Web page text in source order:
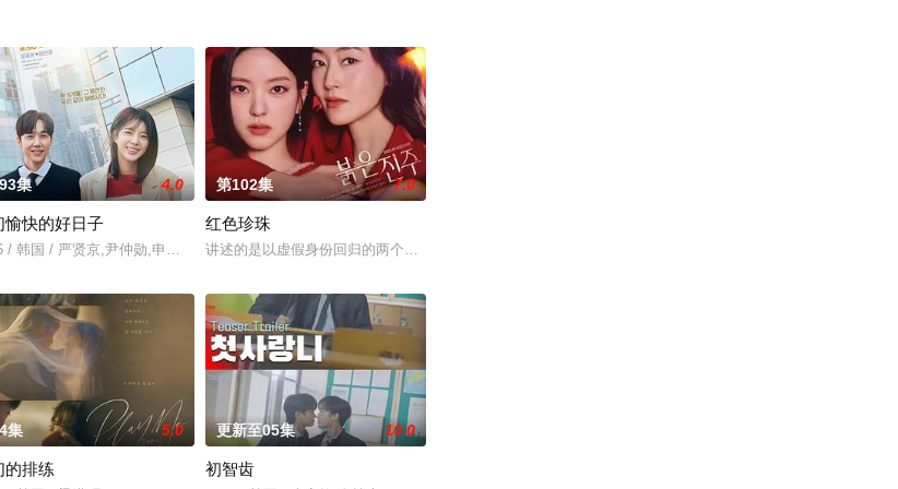
以财力同实力展开查案历险记。新上司朱惠拉（郑恩彩 饰）空降，两个性格不合的拍挡
他们正陷入泥淖般离婚诉讼的医师邻居。两对夫妻卷入连外遇都算小事的惊人秘密后，展开了一连串失控的连锁冲突。
集 4.0
愉快的好日子
/ 韩国 / 严贤京,尹仲勋,申正允,尹多英,金惠玉,鲜于在德,尹多勋,文喜京,李商淑,郑孝彬,李家豪,郑永琡
第102集 7.0
红色珍珠
讲述的是以虚假身份回归的两个女人揭开隐藏在阿黛勒家的罪恶和真相的缜密而强烈的复仇故事。 ​​​
集 5.0
的排练
更新至05集 10.0
初智齿